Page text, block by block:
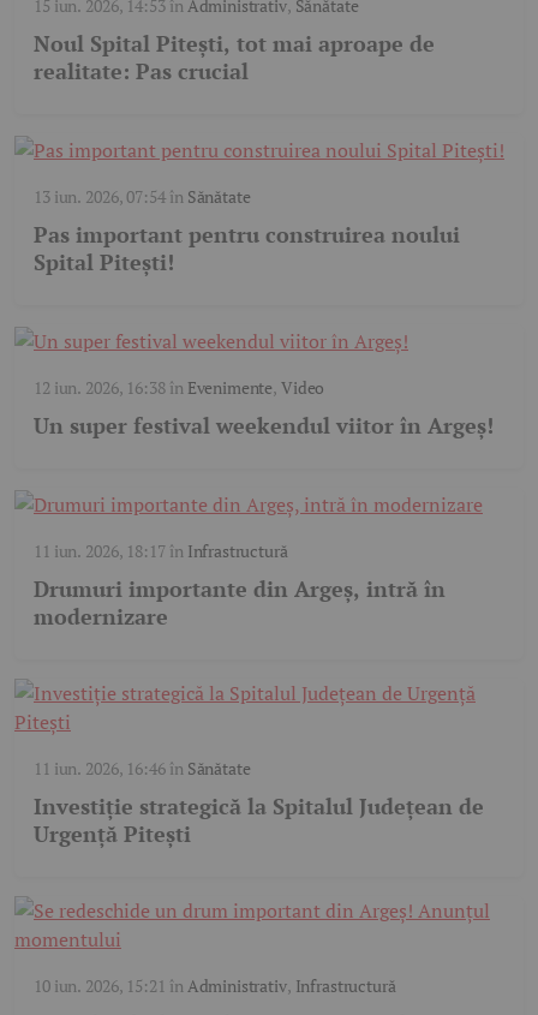
15 iun. 2026, 14:53înAdministrativ, Sănătate
Noul Spital Pitești, tot mai aproape de
realitate: Pas crucial
13 iun. 2026, 07:54în Sănătate
Pas important pentru construirea noului
Spital Pitești!
12 iun. 2026, 16:38în Evenimente,Video
Un super festival weekendul viitor în Argeș!
11 iun. 2026, 18:17în Infrastructură
Drumuri importante din Argeș, intră în
modernizare
11 iun. 2026, 16:46în Sănătate
Investiție strategică la Spitalul Județean de
Urgență Pitești
10 iun. 2026, 15:21 înAdministrativ, Infrastructură